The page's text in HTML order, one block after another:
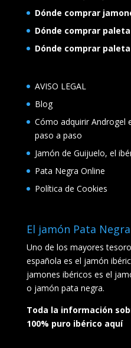
Dónde comprar
Dónde comprar paleta
Dónde comprar
AVISO LEGAL
Blog
Cómo adquirir Androgel
paso a paso
Jamón de Guijuelo, el
Pata Negra Online
Política de Cookies
El jamón Pata
Uno de los mayores
española es el jamón
jamones ibéricos es el
o jamón pata negra.
Toda la información
100% puro ibérico aquí